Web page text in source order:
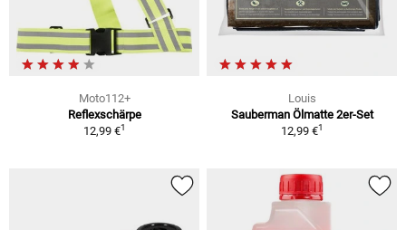
Moto112+
Reflexschärpe
12,99 €1
Louis
Sauberman Ölmatte 2er-Set
12,99 €1